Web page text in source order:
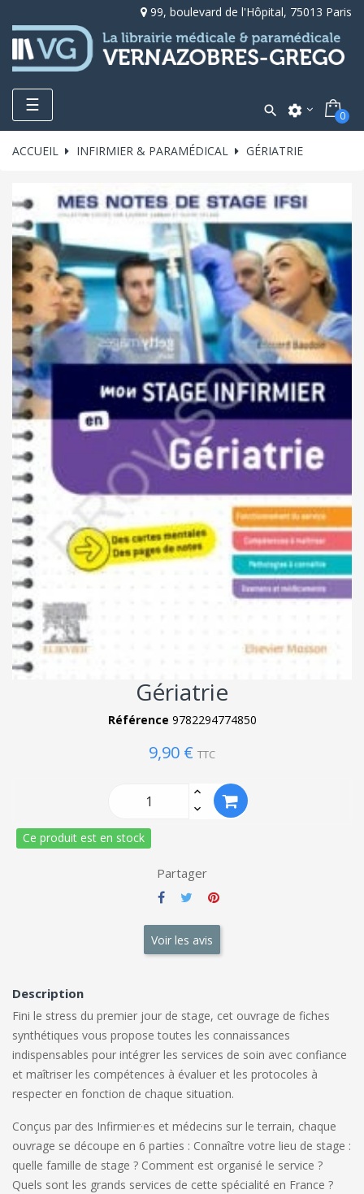
99, boulevard de l'Hôpital, 75013 Paris
Toggle
navigation
☰  settings 0
ACCUEIL INFIRMIER & PARAMÉDICAL GÉRIATRIE
Gériatrie
Référence 9782294774850
9,90 € TTC
Ce produit est en stock
Partager
Voir les avis
Description
Fini le stress du premier jour de stage, cet ouvrage de fiches
synthétiques vous propose toutes les connaissances
indispensables pour intégrer les services de soin avec confiance
et maîtriser les compétences à évaluer et les protocoles à
respecter en fonction de chaque situation.
Conçus par des Infirmier·es et médecins sur le terrain, chaque
ouvrage se découpe en 6 parties : Connaître votre lieu de stage :
quelle famille de stage ? Comment est organisé le service ?
Quels sont les grands services de cette spécialité en France ?